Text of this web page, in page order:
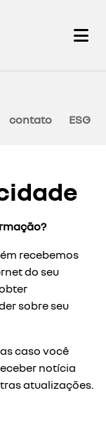
contato ESG
recebemos
do seu
sobre seu
caso você
notícia
atualizações.